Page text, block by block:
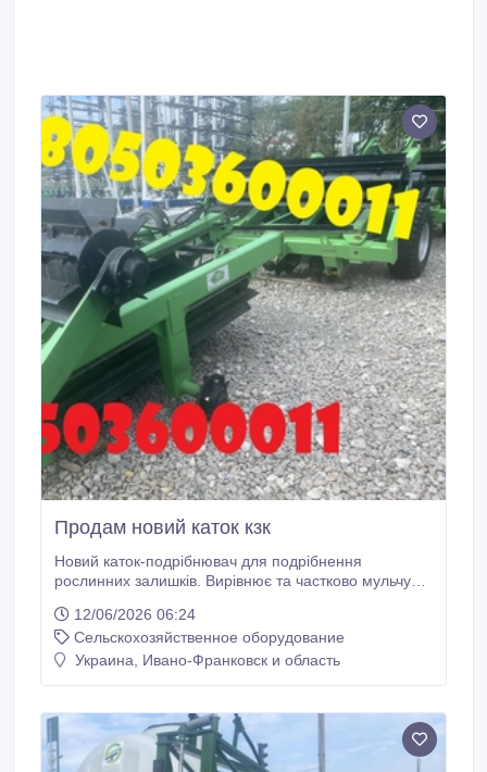
Продам новий каток кзк
Новий каток-подрібнювач для подрібнення
рослинних залишків. Вирівнює та частково мульчує
затримці випаровування вологи, здійснює
регулювання температурних показників ґрунту,
перешкоджає зростанню бур'янів, захищає ґрунт від
12/06/2026 06:24
Сельскохозяйственное оборудование
Украина, Ивано-Франковск и область